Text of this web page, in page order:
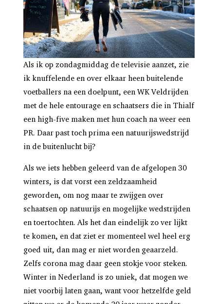
Als ik op zondagmiddag de televisie aanzet, zie
ik knuffelende en over elkaar heen buitelende
voetballers na een doelpunt, een WK Veldrijden
met de hele entourage en schaatsers die in Thialf
een high-five maken met hun coach na weer een
PR. Daar past toch prima een natuurijswedstrijd
in de buitenlucht bij?
Als we iets hebben geleerd van de afgelopen 30
winters, is dat vorst een zeldzaamheid
geworden, om nog maar te zwijgen over
schaatsen op natuurijs en mogelijke wedstrijden
en toertochten. Als het dan eindelijk zo ver lijkt
te komen, en dat ziet er momenteel wel heel erg
goed uit, dan mag er niet worden geaarzeld.
Zelfs corona mag daar geen stokje voor steken.
Winter in Nederland is zo uniek, dat mogen we
niet voorbij laten gaan, want voor hetzelfde geld